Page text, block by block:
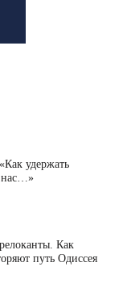
удержать
нас…»
Как
путь Одиссея